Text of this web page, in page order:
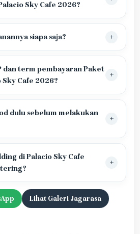
Sky Cafe 2026?
siapa saja?
dan term pembayaran Paket
Cafe 2026?
dulu sebelum melakukan
di Palacio Sky Cafe
Lihat Galeri Jagarasa